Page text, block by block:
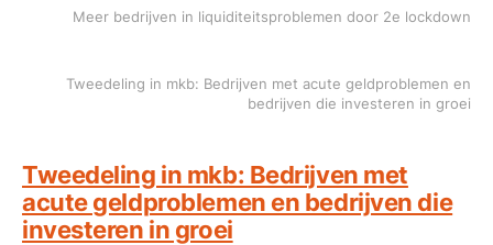
Meer bedrijven in liquiditeitsproblemen door 2e lockdown
Tweedeling in mkb: Bedrijven met acute geldproblemen en
bedrijven die investeren in groei
Tweedeling in mkb: Bedrijven met
acute geldproblemen en bedrijven die
investeren in groei